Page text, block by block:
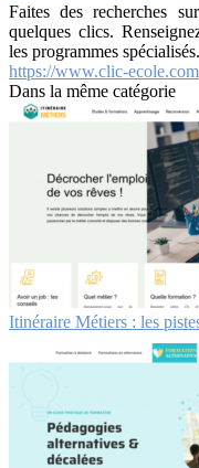
Faites des recherches
quelques clics.
les programmes spécialisés.
https://www.clic-ecole.com
Dans la même catégorie
Itinéraire Métiers : les